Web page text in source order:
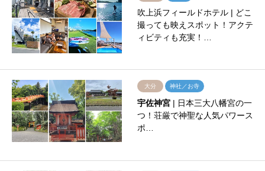
吹上浜フィールドホテル | どこ
撮っても映えスポット！アクテ
ィビティも充実！…
大分 神社／お寺
宇佐神宮| 日本三大八幡宮の一
つ！荘厳で神聖な人気パワース
ポ…